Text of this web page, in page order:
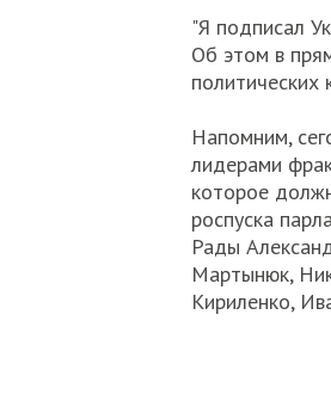
"Я подписал
Об этом в
политических
Напомним,
лидерами
которое
роспуска
Рады
Мартынюк,
Кириленко,